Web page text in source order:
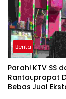
Berita
Parah! KTV SS
Rantauprapat
Bebas Jual